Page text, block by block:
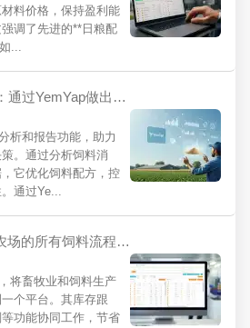
料价格，保持盈利能
调了先进的**日粮配
...
数据驱动的饲料管理：通过YemYap做出更明智的决策，提高您的可持续性
析和报告功能，助力
。通过分析饲料消
它优化饲料配方，控
通过Ye...
YemYap：让您工厂/农场的所有饲料流程集中于一个平台：一体化的便捷
将畜牧业和饲料生产
个平台。其库存跟
功能协同工作，节省